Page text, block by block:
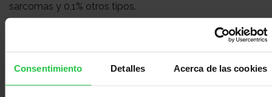
Consentimiento Detalles Acerca de las cookies
sarcomas y 0,1% otros tipos.
Las neoplasias
neuroendocrinas pueden localizarse en diferentes
(bien o pobremente diferenciados) y su grado